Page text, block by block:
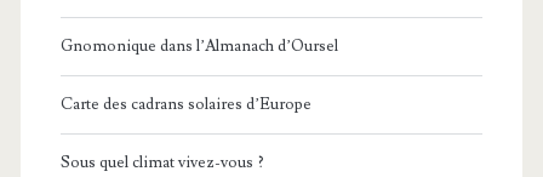
Gnomonique dans l’Almanach d’Oursel
Carte des cadrans solaires d’Europe
Sous quel climat vivez-vous ?